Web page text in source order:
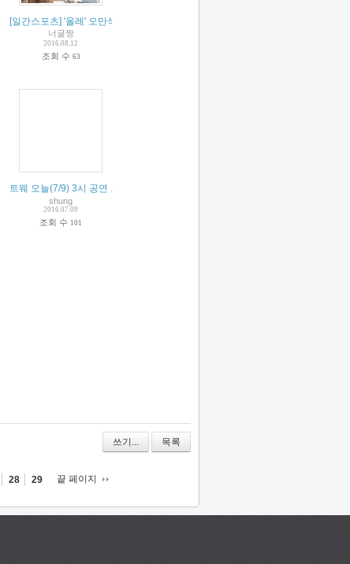
과 그날들팀 출연) (6)
평화콘서트 출연
[일간스포츠] '올레' 오만석, 드라마 예능 무대 돌고돌아 스크린 안착
너굴짱
2016.08.12
조회 수 63
이 나오네요ㅠㅠ ( 1)
트웨 오늘(7/9) 3시 공연 보고 왔습니다!!!
shung
2016.07.09
조회 수 101
쓰기... 목록
28 29 끝 페이지